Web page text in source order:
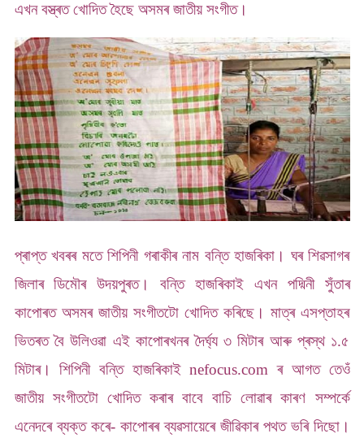
এখন বস্ত্ৰত খোদিত হৈছে অসমৰ জাতীয় সংগীত।
প্ৰাপ্ত খবৰৰ মতে শিপিনী গৰাকীৰ নাম বন্তি হাজৰিকা। ঘৰ শিৱসাগৰ
জিলাৰ ডিমৌৰ উদয়পুৰত। বন্তি হাজৰিকাই এখন পদ্মিনী সুঁতাৰ
কাপোৰত অসমৰ জাতীয় সংগীতটো খোদিত কৰিছে। মাত্ৰ এসপ্তাহৰ
ভিতৰত বৈ উলিওৱা এই কাপোৰখনৰ দৈৰ্ঘ্য ৩ মিটাৰ আৰু প্ৰস্থ ১.৫
মিটাৰ। শিপিনী বন্তি হাজৰিকাই nefocus.com ৰ আগত তেওঁ
জাতীয় সংগীতটো খোদিত কৰাৰ বাবে বাচি লোৱাৰ কাৰণ সম্পৰ্কে
এনেদৰে ব্যক্ত কৰে- কাপোৰৰ ব্যৱসায়েৰে জীৱিকাৰ পথত ভৰি দিছো।